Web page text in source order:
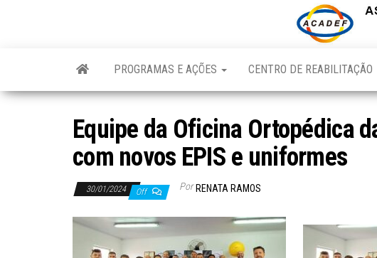
PROGRAMAS E AÇÕES CENTRO DE REABILITAÇÃO
Equipe da Oficina Ortopédica
com novos EPIS e uniformes
30/01/2024 Off Por RENATA RAMOS